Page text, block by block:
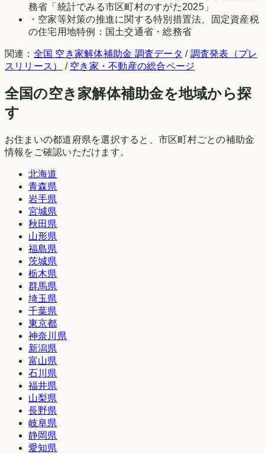
務省「統計でみる市区町村のすがた2025」
・空家等対策の推進に関する特別措置法、固定資産税
の住宅用地特例：国土交通省・総務省
関連： 全国 空き家解体補助金 調査データ / 調査発表（プレ
スリリース）
/ 空き家・不動産の総合ページ
全国の空き家解体補助金を地域から探
す
お住まいの都道府県を選択すると、市区町村ごとの補助金
情報をご確認いただけます。
北海道
青森県
岩手県
宮城県
秋田県
山形県
福島県
茨城県
栃木県
群馬県
埼玉県
千葉県
東京都
神奈川県
新潟県
富山県
石川県
福井県
山梨県
長野県
岐阜県
静岡県
愛知県